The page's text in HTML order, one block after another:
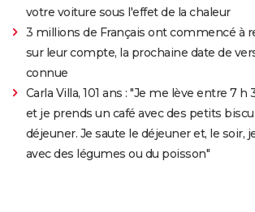
votre voiture sous l'effet de la chaleur
3 millions de Français ont commencé à
sur leur compte, la prochaine date de
connue
Carla Villa, 101 ans : "Je me lève entre 7
et je prends un café avec des petits
déjeuner. Je saute le déjeuner et, le soir,
avec des légumes ou du poisson"